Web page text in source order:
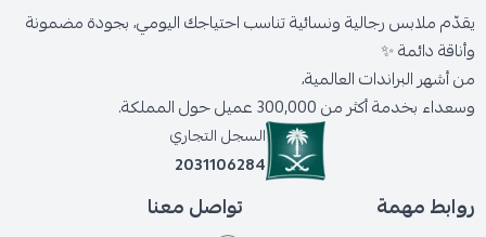
يقدّم ملابس رجالية ونسائية تناسب احتياجك اليومي، بجودة مضمونة
وأناقة دائمة ✨
من أشهر البراندات العالمية،
وسعداء بخدمة أكثر من 300,000 عميل حول المملكة.
السجل التجاري
2031106284
روابط مهمة تواصل معنا